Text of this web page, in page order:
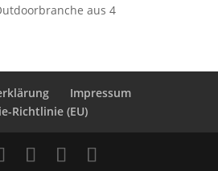
aus 4
Impressum
Richtlinie (EU)